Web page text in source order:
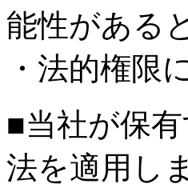
能性がある
・法的権限
■当社が保
法を適用し